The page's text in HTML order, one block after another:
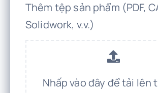
Thêm tệp sản phẩm (PDF,
Solidwork, v.v.)
Nhấp vào đây để tải lên